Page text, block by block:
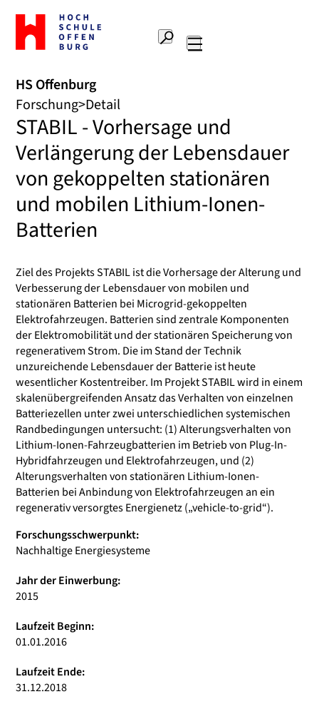
Zur
Startseite
Hochschule
Suche
HS Offenburg
Forschung Detail
STABIL - Vorhersage und
Verlängerung der Lebensdauer
von gekoppelten stationären
und mobilen Lithium-Ionen-
Batterien
Ziel des Projekts STABIL ist die Vorhersage der Alterung und
Verbesserung der Lebensdauer von mobilen und
stationären Batterien bei Microgrid-gekoppelten
Elektrofahrzeugen. Batterien sind zentrale Komponenten
der Elektromobilität und der stationären Speicherung von
regenerativem Strom. Die im Stand der Technik
unzureichende Lebensdauer der Batterie ist heute
wesentlicher Kostentreiber. Im Projekt STABIL wird in einem
skalenübergreifenden Ansatz das Verhalten von einzelnen
Batteriezellen unter zwei unterschiedlichen systemischen
Randbedingungen untersucht: (1) Alterungsverhalten von
Lithium-Ionen-Fahrzeugbatterien im Betrieb von Plug-In-
Hybridfahrzeugen und Elektrofahrzeugen, und (2)
Alterungsverhalten von stationären Lithium-Ionen-
Batterien bei Anbindung von Elektrofahrzeugen an ein
regenerativ versorgtes Energienetz („vehicle-to-grid“).
Forschungsschwerpunkt:
Nachhaltige Energiesysteme
Jahr der Einwerbung:
2015
Laufzeit Beginn:
01.01.2016
Laufzeit Ende:
31.12.2018